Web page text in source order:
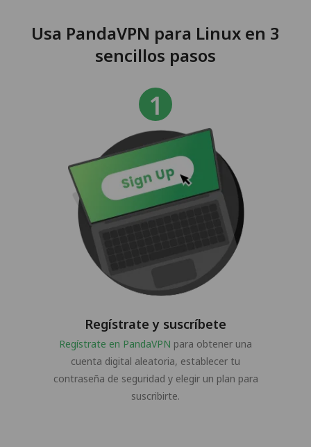
Usa PandaVPN para Linux en 3
sencillos pasos
Regístrate y suscríbete
Regístrate en PandaVPN para obtener una
cuenta digital aleatoria, establecer tu
contraseña de seguridad y elegir un plan para
suscribirte.